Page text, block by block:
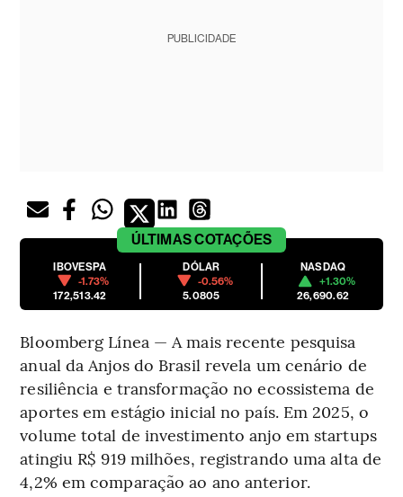
PUBLICIDADE
ÚLTIMASCOTAÇÕES
IBOVESPA
-1.73%
172,513.42
DÓLAR
-0.56%
5.0805
NASDAQ
+1.30%
26,690.62
Bloomberg Línea — A mais recente pesquisa
anual da Anjos do Brasil revela um cenário de
resiliência e transformação no ecossistema de
aportes em estágio inicial no país. Em 2025, o
volume total de investimento anjo em startups
atingiu R$ 919 milhões, registrando uma alta de
4,2% em comparação ao ano anterior.